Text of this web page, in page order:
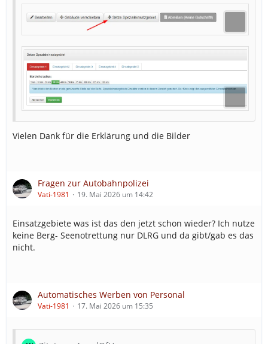
Vielen Dank für die Erklärung und die Bilder
Fragen zur Autobahnpolizei
Vati-1981 19. Mai 2026 um 14:42
Einsatzgebiete was ist das den jetzt schon wieder? Ich nutze
keine Berg- Seenotrettung nur DLRG und da gibt/gab es das
nicht.
Automatisches Werben von Personal
Vati-1981 17. Mai 2026 um 15:35